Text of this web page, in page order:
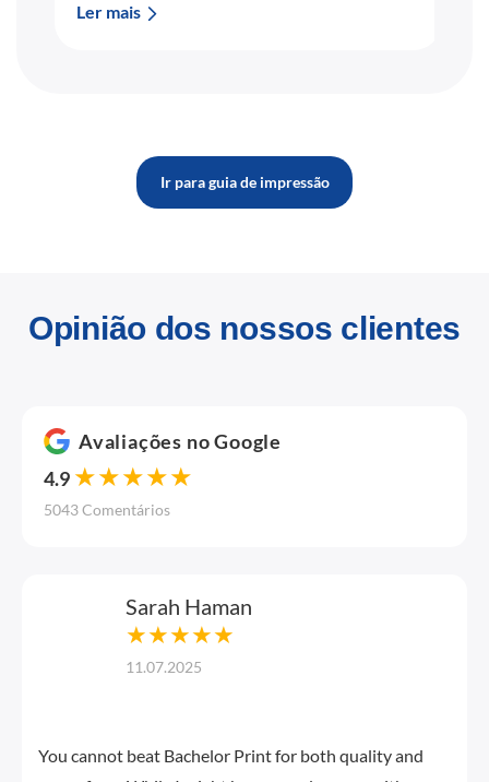
Ler mais
Ir para guia de impressão
Opinião dos nossos clientes
Avaliações no Google
4.9 ★★★★★
5043 Comentários
Sarah Haman
★★★★★
11.07.2025
You cannot beat Bachelor Print for both quality and